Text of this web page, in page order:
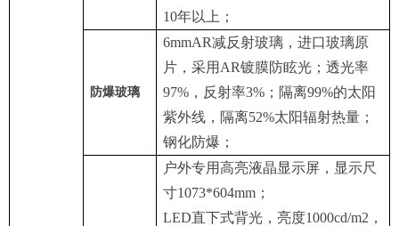
10年以上；
防爆玻璃
6mmAR减反射玻璃，进口玻璃原
片，采用AR镀膜防眩光；透光率
97%，反射率3%；隔离99%的太阳
紫外线，隔离52%太阳辐射热量；
钢化防爆；
户外专用高亮液晶显示屏，显示尺
寸1073*604mm；
LED直下式背光，亮度1000cd/m2，